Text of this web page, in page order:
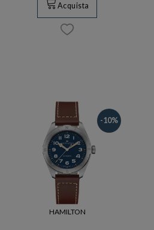
Acquista
-10%
HAMILTON